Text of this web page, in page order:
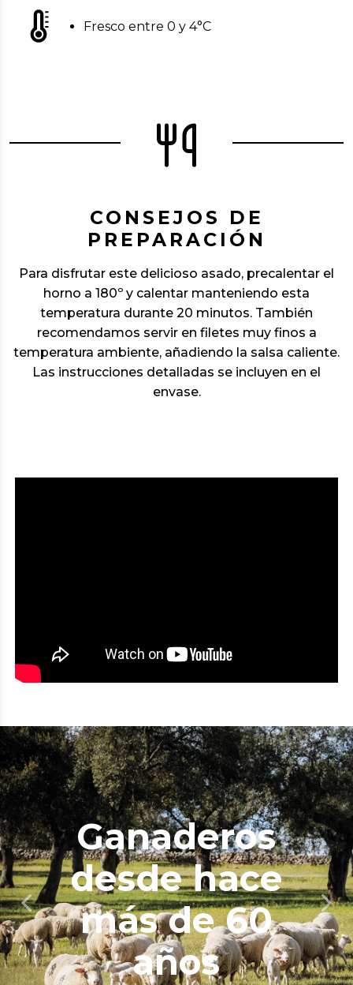
Fresco entre 0 y 4°C
CONSEJOS DE
PREPARACIÓN
Para disfrutar este delicioso asado, precalentar el
horno a 180º y calentar manteniendo esta
temperatura durante 20 minutos. También
recomendamos servir en filetes muy finos a
temperatura ambiente, añadiendo la salsa caliente.
Las instrucciones detalladas se incluyen en el
envase.
Ganaderos
desde hace
más de 60
años